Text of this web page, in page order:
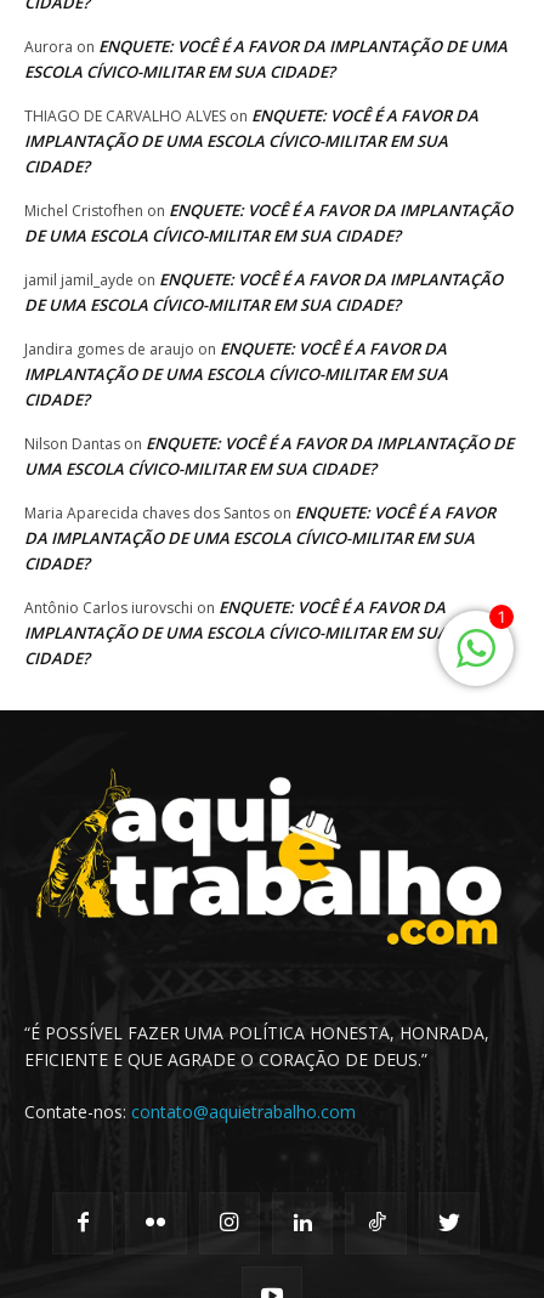
“É POSSÍVEL FAZER UMA POLÍTICA HONESTA, HONRADA,
EFICIENTE E QUE AGRADE O CORAÇÃO DE DEUS.”
Contate-nos: contato@aquietrabalho.com